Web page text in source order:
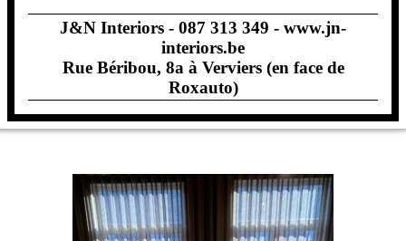
J&N Interiors - 087 313 349 - www.jn-
interiors.be
Rue Béribou, 8a à Verviers (en face de
Roxauto)